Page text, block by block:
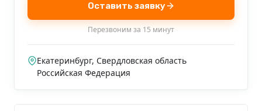
Оставить заявку
Перезвоним за 15 минут
Екатеринбург, Свердловская область
Российская Федерация